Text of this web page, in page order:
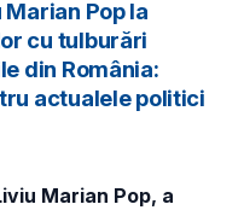
Pop la
cu tulburări
din România:
actualele politici
Marian Pop, a